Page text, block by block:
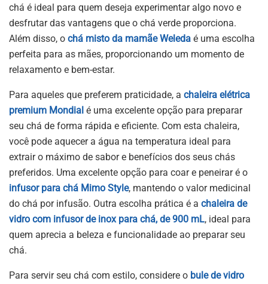
chá é ideal para quem deseja experimentar algo novo e
desfrutar das vantagens que o chá verde proporciona.
Além disso, o chá misto da mamãe Weleda é uma escolha
perfeita para as mães, proporcionando um momento de
relaxamento e bem-estar.
Para aqueles que preferem praticidade, a chaleira elétrica
premium Mondial é uma excelente opção para preparar
seu chá de forma rápida e eficiente. Com esta chaleira,
você pode aquecer a água na temperatura ideal para
extrair o máximo de sabor e benefícios dos seus chás
preferidos. Uma excelente opção para coar e peneirar é o
infusor para chá Mimo Style, mantendo o valor medicinal
do chá por infusão. Outra escolha prática é a chaleira de
vidro com infusor de inox para chá, de 900 mL, ideal para
quem aprecia a beleza e funcionalidade ao preparar seu
chá.
Para servir seu chá com estilo, considere o bule de vidro